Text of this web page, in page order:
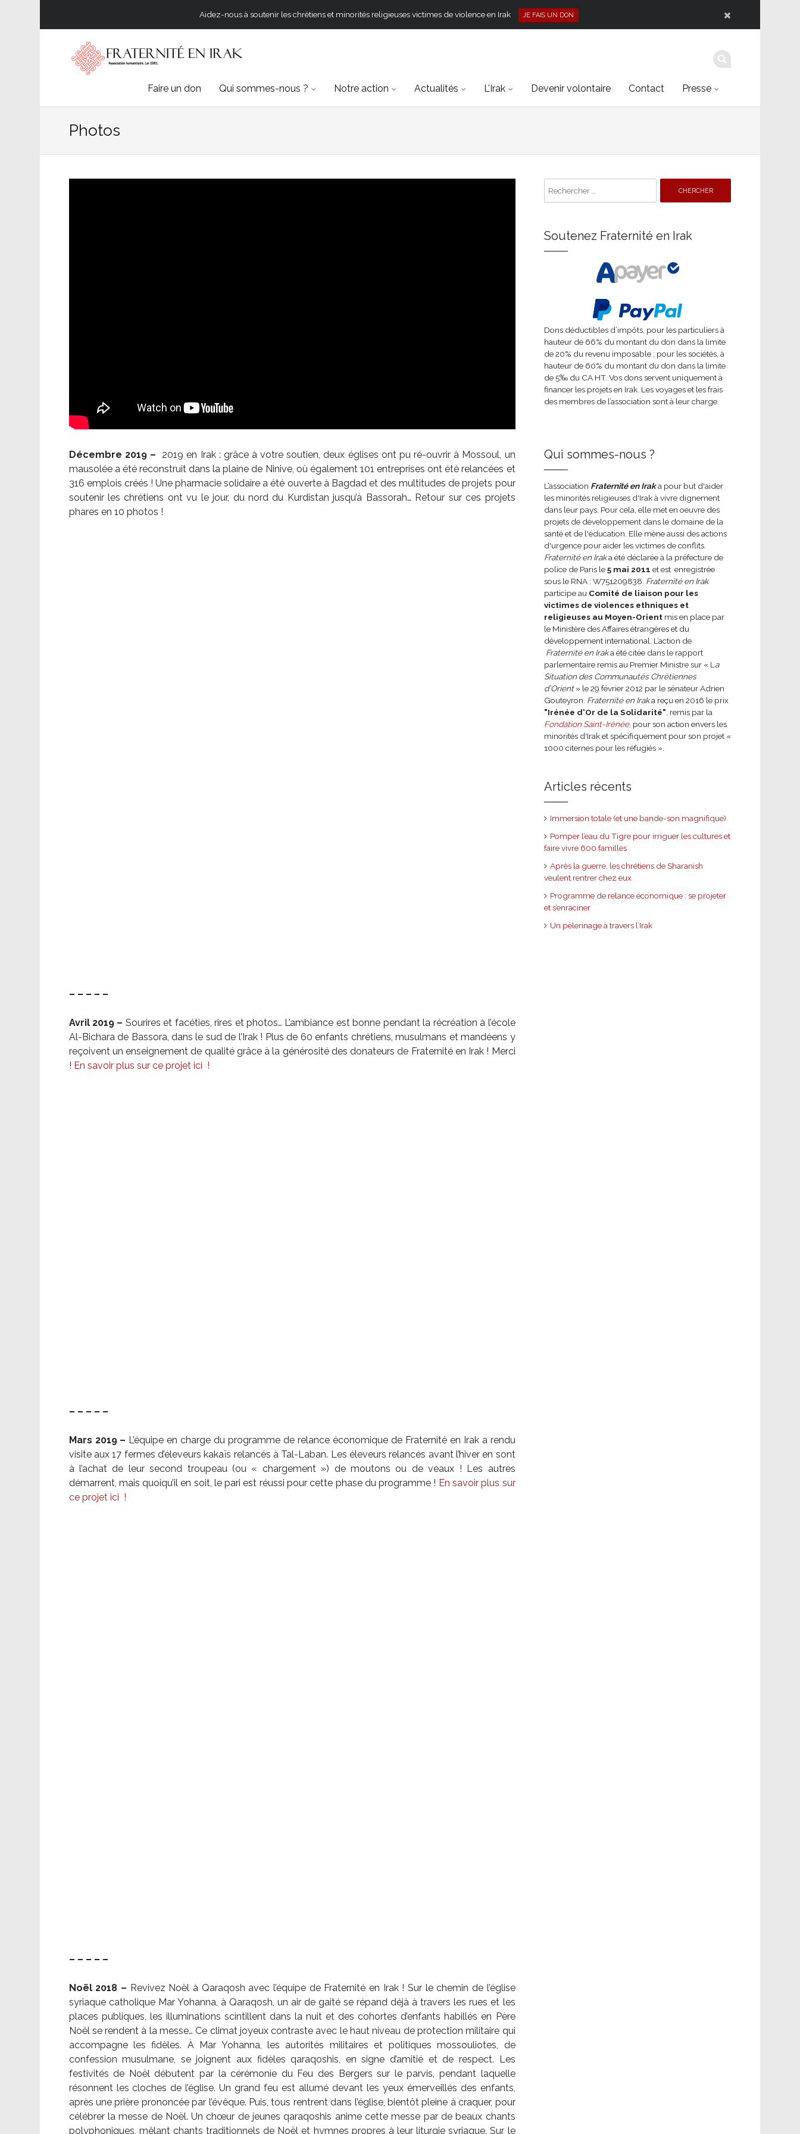
Aidez-nous à soutenir les chrétiens et minorités religieuses victimes de violence en Irak JE FAIS UN DON
Faire un don Qui sommes-nous ? Notre action Actualités L’Irak Devenir volontaire Contact Presse
Photos
Décembre 2019 – 2019 en Irak : grâce à votre soutien, deux églises ont pu ré-ouvrir à Mossoul, un
mausolée a été reconstruit dans la plaine de Ninive, où également 101 entreprises ont été relancées et
316 emplois créés ! Une pharmacie solidaire a été ouverte à Bagdad et des multitudes de projets pour
soutenir les chrétiens ont vu le jour, du nord du Kurdistan jusqu’à Bassorah… Retour sur ces projets
phares en 10 photos !
– – – – –
Avril 2019 – Sourires et facéties, rires et photos… L’ambiance est bonne pendant la récréation à l’école
Al-Bichara de Bassora, dans le sud de l’Irak ! Plus de 60 enfants chrétiens, musulmans et mandéens y
reçoivent un enseignement de qualité grâce à la générosité des donateurs de Fraternité en Irak ! Merci
! En savoir plus sur ce projet ici !
– – – – –
Mars 2019 – L’équipe en charge du programme de relance économique de Fraternité en Irak a rendu
visite aux 17 fermes d’éleveurs kakaïs relancés à Tal-Laban. Les éleveurs relancés avant l’hiver en sont
à l’achat de leur second troupeau (ou « chargement ») de moutons ou de veaux ! Les autres
démarrent, mais quoiqu’il en soit, le pari est réussi pour cette phase du programme ! En savoir plus sur
ce projet ici !
– – – – –
Noël 2018 – Revivez Noël à Qaraqosh avec l’équipe de Fraternité en Irak ! Sur le chemin de l’église
syriaque catholique Mar Yohanna, à Qaraqosh, un air de gaité se répand déjà à travers les rues et les
places publiques, les illuminations scintillent dans la nuit et des cohortes d’enfants habillés en Père
Noël se rendent à la messe… Ce climat joyeux contraste avec le haut niveau de protection militaire qui
accompagne les fidèles. À Mar Yohanna, les autorités militaires et politiques mossouliotes, de
confession musulmane, se joignent aux fidèles qaraqoshis, en signe d’amitié et de respect. Les
festivités de Noël débutent par la cérémonie du Feu des Bergers sur le parvis, pendant laquelle
résonnent les cloches de l’église. Un grand feu est allumé devant les yeux émerveillés des enfants,
après une prière prononcée par l’évêque. Puis, tous rentrent dans l’église, bientôt pleine à craquer, pour
célébrer la messe de Noël. Un chœur de jeunes qaraqoshis anime cette messe par de beaux chants
polyphoniques, mêlant chants traditionnels de Noël et hymnes propres à leur liturgie syriaque. Sur le
Soutenez Fraternité en Irak
Dons déductibles d’impôts, pour les particuliers à
hauteur de 66% du montant du don dans la limite
de 20% du revenu imposable ; pour les sociétés, à
hauteur de 60% du montant du don dans la limite
de 5‰ du CA HT. Vos dons servent uniquement à
financer les projets en Irak. Les voyages et les frais
des membres de l’association sont à leur charge.
Qui sommes-nous ?
L’association Fraternité en Iraka pour but d'aider
les minorités religieuses d'Irak à vivre dignement
dans leur pays. Pour cela, elle met en oeuvre des
projets de développement dans le domaine de la
santé et de l'éducation. Elle mène aussi des actions
d'urgence pour aider les victimes de conflits.
Fraternité en Iraka été déclarée à la préfecture de
police de Paris le5 mai 2011 et est enregistrée
sous le RNA : W751209838. Fraternité en Irak
participe au Comité de liaison pour les
victimes de violences ethniques et
religieuses au Moyen-Orientmis en place par
le Ministère des Affaires étrangères et du
développement international. L’action de
Fraternité en Iraka été citée dans le rapport
parlementaire remis au Premier Ministre sur « L a
Situation des Communautés Chrétiennes
d’Orient» le 29 février 2012 par le sénateur Adrien
Gouteyron. Fraternité en Iraka reçu en 2016 le prix
"Irénée d'Or de la Solidarité" , remis par la
Fondation Saint-Irénée, pour son action envers les
minorités d'Irak et spécifiquement pour son projet «
1000 citernes pour les réfugiés ».
Articles récents
Immersion totale (et une bande-son magnifique)
Pomper l’eau du Tigre pour irriguer les cultures et
faire vivre 600 familles
Après la guerre, les chrétiens de Sharanish
veulent rentrer chez eux
Programme de relance économique : se projeter
et s’enraciner
Un pèlerinage à travers l’Irak